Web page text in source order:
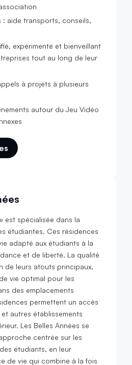
: aide transports, conseils,
expérimenté et bienveillant
tout au long de leur
à projets à plusieurs
autour du Jeu Vidéo
est spécialisée dans la
étudiantes. Ces résidences
adapté aux étudiants à la
et de liberté. La qualité
de leurs atouts principaux,
vie optimal pour les
des emplacements
permettent un accès
autres établissements
Les Belles Années se
centrée sur les
étudiants, en leur
de vie qui combine à la fois